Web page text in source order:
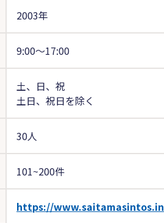
2003年
9:00〜17:00
土、日、祝
土日、祝日を除く
30人
101~200件
https://www.saitamasintos.in